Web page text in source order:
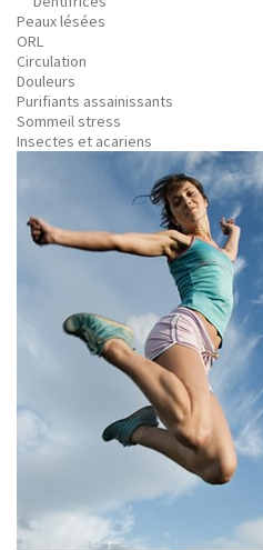
Peaux lésées
ORL
Circulation
Douleurs
Purifiants assainissants
Sommeil stress
Insectes et acariens